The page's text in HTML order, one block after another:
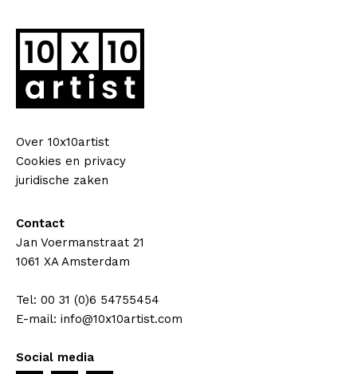
Over 10x10artist
Cookies en privacy
juridische zaken
Contact
Jan Voermanstraat 21
1061 XA Amsterdam
Tel: 00 31 (0)6 54755454
E-mail: info@10x10artist.com
Social media